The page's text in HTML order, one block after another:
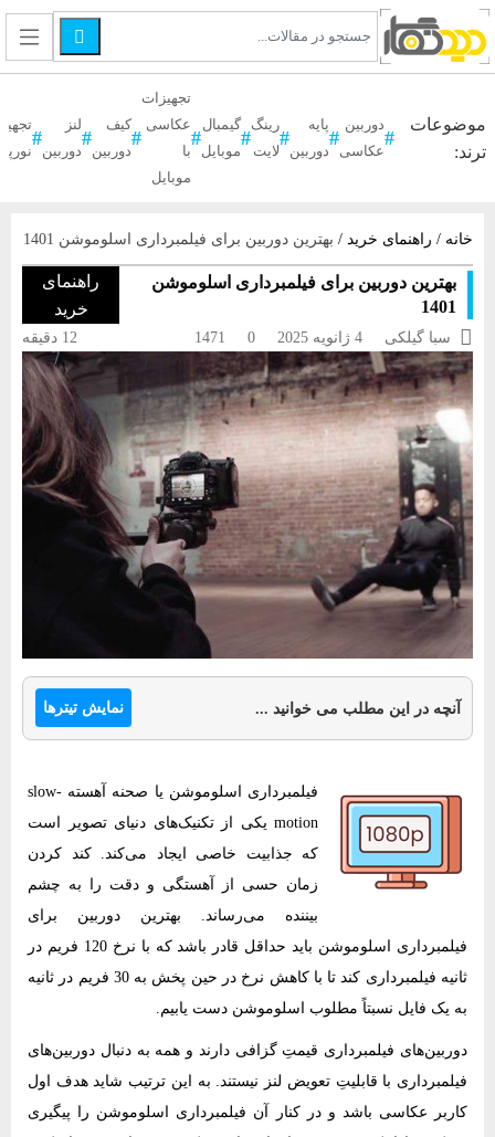

موضوعات
ترند:
دوربین
عکاسی
پایه
دوربین
رینگ
لایت
گیمبال
موبایل
تجهیزات
عکاسی
با
موبایل
کیف
دوربین
لنز
دوربین
خانه / راهنمای خرید / بهترین دوربین برای فیلمبرداری اسلوموشن 1401
بهترین دوربین برای فیلمبرداری اسلوموشن
1401
راهنمای
خرید
 سبا گیلکی 4 ژانویه 2025 0
1471 12 دقیقه
آنچه در این مطلب می خوانید ... نمایش تیترها
فیلمبرداری اسلوموشن یا صحنه آهسته slow-
motion یکی از تکنیک‌های دنیای تصویر است
که جذابیت خاصی ایجاد می‌کند. کند کردن
زمان حسی از آهستگی و دقت را به چشم
بیننده می‌رساند. بهترین دوربین برای
فیلمبرداری اسلوموشن باید حداقل قادر باشد که با نرخ 120 فریم در
ثانیه فیلمبرداری کند تا با کاهش نرخ در حین پخش به 30 فریم در ثانیه
به یک فایل نسبتاً مطلوب اسلوموشن دست یابیم.
دوربین‌های فیلمبرداری قیمتِ گزافی دارند و همه به دنبال دوربین‌های
فیلمبرداری با قابلیتِ تعویض لنز نیستند. به این ترتیب شاید هدف اول
کاربر عکاسی باشد و در کنار آن فیلمبرداری اسلوموشن را پیگیری